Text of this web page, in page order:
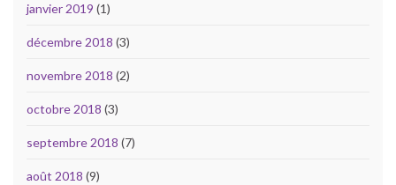
janvier 2019 (1)
décembre 2018 (3)
novembre 2018 (2)
octobre 2018 (3)
septembre 2018 (7)
août 2018 (9)